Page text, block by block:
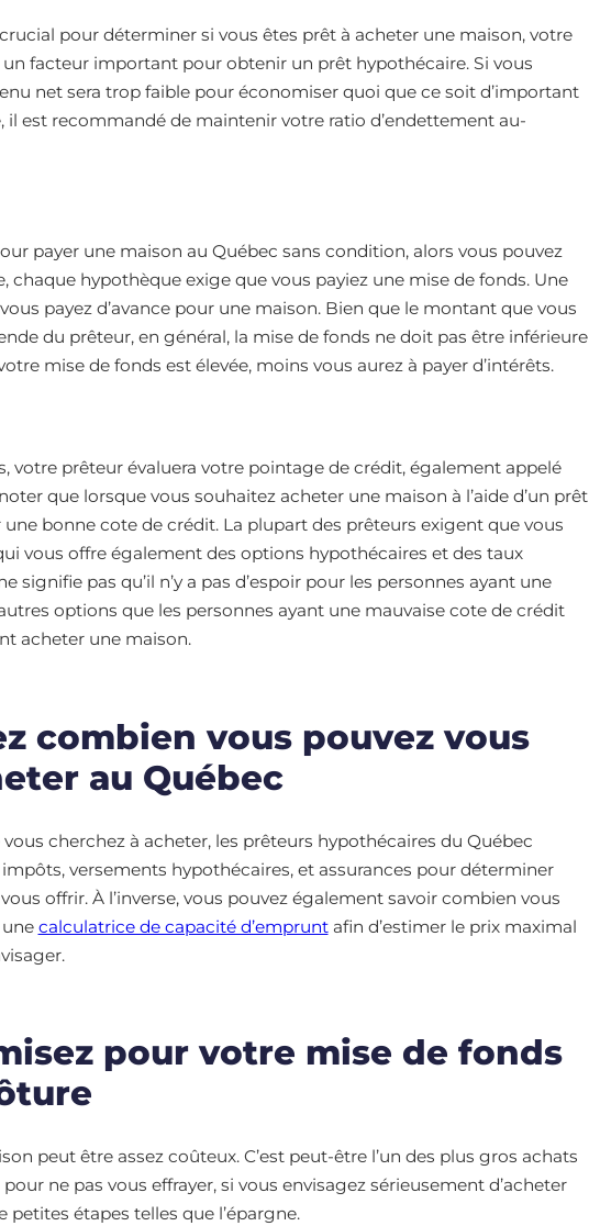
pour déterminer si vous êtes prêt à acheter une maison, votre
facteur important pour obtenir un prêt hypothécaire. Si vous
net sera trop faible pour économiser quoi que ce soit d’important
il est recommandé de maintenir votre ratio d’endettement au-
payer une maison au Québec sans condition, alors vous pouvez
chaque hypothèque exige que vous payiez une mise de fonds. Une
payez d’avance pour une maison. Bien que le montant que vous
du prêteur, en général, la mise de fonds ne doit pas être inférieure
mise de fonds est élevée, moins vous aurez à payer d’intérêts.
votre prêteur évaluera votre pointage de crédit, également appelé
que lorsque vous souhaitez acheter une maison à l’aide d’un prêt
une bonne cote de crédit. La plupart des prêteurs exigent que vous
vous offre également des options hypothécaires et des taux
signifie pas qu’il n’y a pas d’espoir pour les personnes ayant une
options que les personnes ayant une mauvaise cote de crédit
acheter une maison.
combien vous pouvez vous
au Québec
cherchez à acheter, les prêteurs hypothécaires du Québec
versements hypothécaires, et assurances pour déterminer
offrir. À l’inverse, vous pouvez également savoir combien vous
calculatrice de capacité d’empruntafin d’estimer le prix maximal
pour votre mise de fonds
peut être assez coûteux. C’est peut-être l’un des plus gros achats
ne pas vous effrayer, si vous envisagez sérieusement d’acheter
étapes telles que l’épargne.